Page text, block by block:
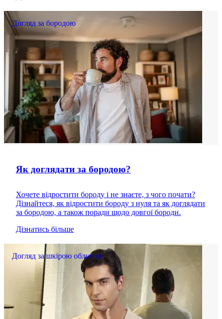
Догляд за бородою
Як доглядати за бородою?
Хочете відростити бороду і не знаєте, з чого почати?
Дізнайтеся, як відростити бороду з нуля та як доглядати
за бородою, а також поради щодо довгої бороди.
Дізнатись більше
Догляд за шкірою обличчя